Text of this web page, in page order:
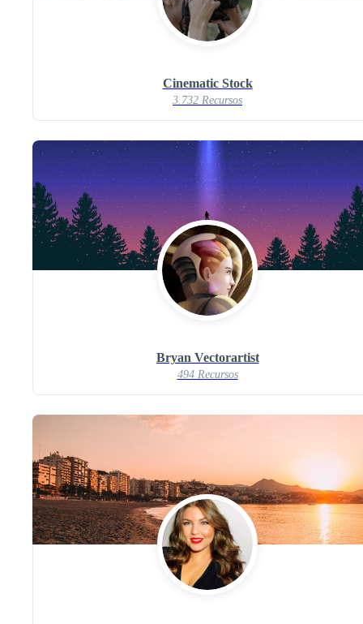
Cinematic Stock
3.732 Recursos
Bryan Vectorartist
494 Recursos